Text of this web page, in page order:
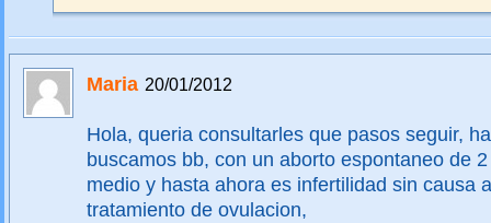
Maria 20/01/2012
Hola, queria consultarles que pasos seguir,
buscamos bb, con un aborto espontaneo de
medio y hasta ahora es infertilidad sin causa
tratamiento de ovulacion,